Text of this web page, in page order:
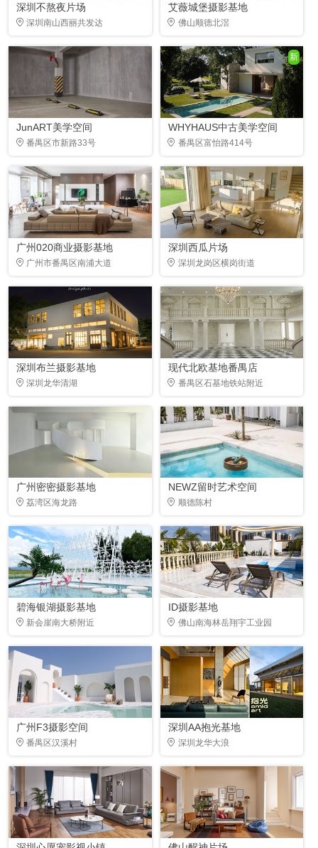
深圳不熬夜片场
深圳南山西丽共发达
艾薇城堡摄影基地
佛山顺德北滘
JunART美学空间
番禺区市新路33号
新
WHYHAUS中古美学空间
番禺区富怡路414号
广州020商业摄影基地
广州市番禺区南浦大道
深圳西瓜片场
深圳龙岗区横岗街道
深圳布兰摄影基地
深圳龙华清湖
现代北欧基地番禺店
番禺区石基地铁站附近
广州密密摄影基地
荔湾区海龙路
NEWZ留时艺术空间
顺德陈村
碧海银湖摄影基地
新会崖南大桥附近
ID摄影基地
佛山南海林岳翔宇工业园
广州F3摄影空间
番禺区汉溪村
深圳AA抱光基地
深圳龙华大浪